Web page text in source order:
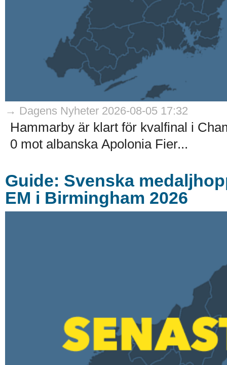
→ Dagens Nyheter 2026-08-05 17:32
Hammarby är klart för kvalfinal i
0 mot albanska Apolonia Fier...
Guide: Svenska
EM i Birmingham 2026